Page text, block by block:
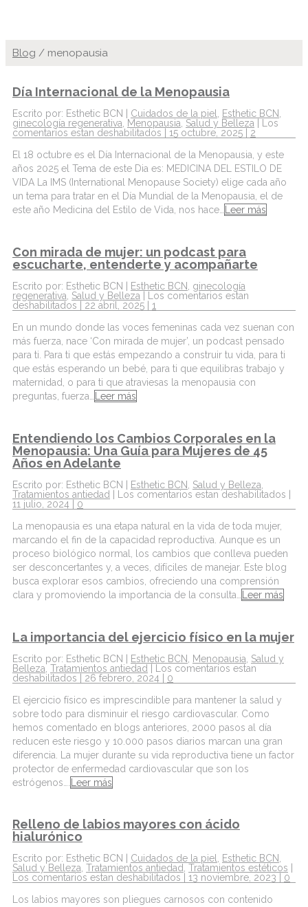
Blog / menopausia
Día Internacional de la Menopausia
Escrito por: Esthetic BCN | Cuidados de la piel Esthetic BCN
ginecología regenerativa
Menopausia Salud y Belleza
Los
comentarios estan deshabilitados | 15 octubre, 2025 | 2
El 18 octubre es el Día Internacional de la Menopausia, y este
años 2025 el Tema de este Dia es: MEDICINA DEL ESTILO DE
VIDA La IMS (International Menopause Society) elige cada año
un tema para tratar en el Día Mundial de la Menopausia, el de
este año Medicina del Estilo de Vida, nos hace…
Leer más
Con mirada de mujer: un podcast para
escucharte, entenderte y acompañarte
Escrito por: Esthetic BCN | Esthetic BCN
ginecología
regenerativa Salud y Belleza
Los comentarios estan
deshabilitados | 22 abril, 2025 | 1
En un mundo donde las voces femeninas cada vez suenan con
más fuerza, nace ‘Con mirada de mujer’, un podcast pensado
para ti. Para ti que estás empezando a construir tu vida, para ti
que estás esperando un bebé, para ti que equilibras trabajo y
maternidad, o para ti que atraviesas la menopausia con
preguntas, fuerza…
Leer más
Entendiendo los Cambios Corporales en la
Menopausia: Una Guía para Mujeres de 45
Años en Adelante
Escrito por: Esthetic BCN | Esthetic BCN Salud y Belleza
Tratamientos antiedad
Los comentarios estan deshabilitados
11 julio, 2024 | 0
La menopausia es una etapa natural en la vida de toda mujer,
marcando el fin de la capacidad reproductiva. Aunque es un
proceso biológico normal, los cambios que conlleva pueden
ser desconcertantes y, a veces, difíciles de manejar. Este blog
busca explorar esos cambios, ofreciendo una comprensión
clara y promoviendo la importancia de la consulta…
Leer más
La importancia del ejercicio físico en la mujer
Escrito por: Esthetic BCN | Esthetic BCN Menopausia Salud y
Belleza, Tratamientos antiedad | Los comentarios estan
deshabilitados | 26 febrero, 2024 | 0
El ejercicio físico es imprescindible para mantener la salud y
sobre todo para disminuir el riesgo cardiovascular. Como
hemos comentado en blogs anteriores, 2000 pasos al día
reducen este riesgo y 10.000 pasos diarios marcan una gran
diferencia. La mujer durante su vida reproductiva tiene un factor
protector de enfermedad cardiovascular que son los
estrógenos….
Leer más
Relleno de labios mayores con ácido
hialurónico
Escrito por: Esthetic BCN | Cuidados de la piel, Esthetic BCN,
Salud y Belleza, Tratamientos antiedad, Tratamientos estéticos
Los comentarios estan deshabilitados | 13 noviembre, 2023 | 0
Los labios mayores son pliegues carnosos con contenido